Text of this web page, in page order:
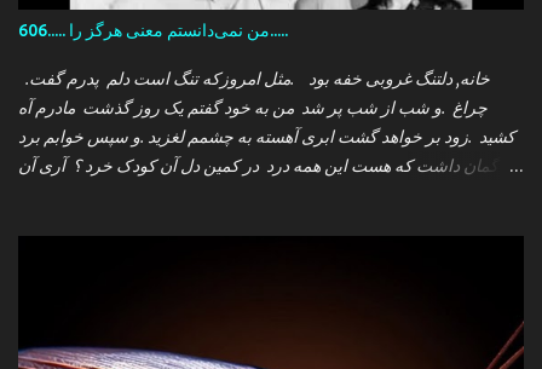
606..... من نمی‌دانستم معنی هرگز را.....
.خانه, دلتنگ غروبی خفه بود .مثل امروزکه تنگ است دلم پدرم گفت
چراغ .و شب از شب پر شد من به خود گفتم یک روز گذشت مادرم آه
کشید .زود بر خواهد گشت ابری آهسته به چشمم لغزید .و سپس خوابم برد
که گمان داشت که هست این همه درد در کمین دل آن کودک خرد ؟ آری آن